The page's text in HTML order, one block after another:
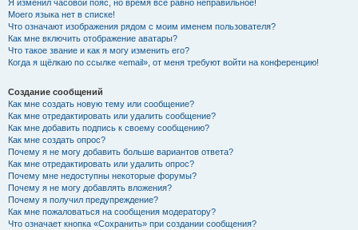
Я изменил часовой пояс, но время всё равно неправильное!
Моего языка нет в списке!
Что означают изображения рядом с моим именем пользователя?
Как мне включить отображение аватары?
Что такое звание и как я могу изменить его?
Когда я щёлкаю по ссылке «email», от меня требуют войти на конференцию!
Создание сообщений
Как мне создать новую тему или сообщение?
Как мне отредактировать или удалить сообщение?
Как мне добавить подпись к своему сообщению?
Как мне создать опрос?
Почему я не могу добавить больше вариантов ответа?
Как мне отредактировать или удалить опрос?
Почему мне недоступны некоторые форумы?
Почему я не могу добавлять вложения?
Почему я получил предупреждение?
Как мне пожаловаться на сообщения модератору?
Что означает кнопка «Сохранить» при создании сообщения?